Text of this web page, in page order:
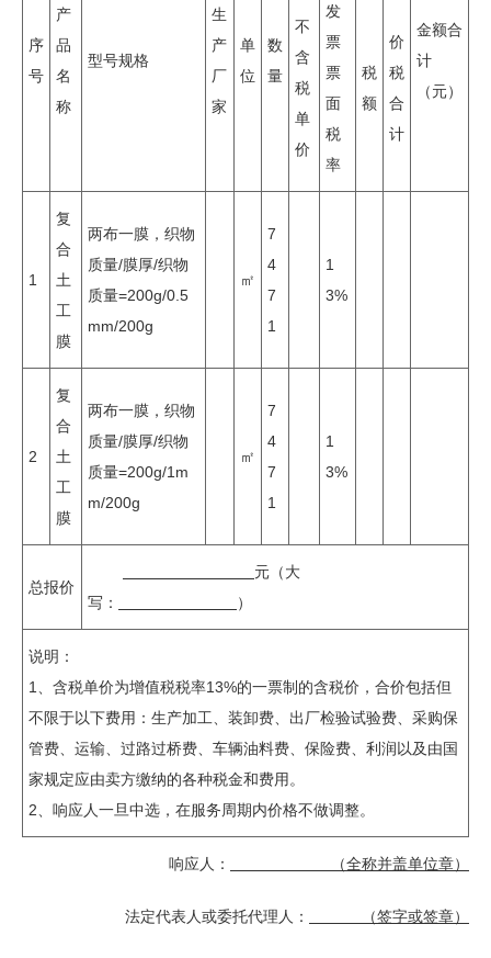
序
号
产
品
名
称
型号规格
生
产
厂
家
单
位
数
量
金额合
计
（元）
不
含
税
单
价
发
票
票
面
税
率
税
额
价
税
合
计
1
复
合
土
工
膜
两布一膜，织物
质量/膜厚/织物
质量=200g/0.5
mm/200g
㎡
7
4
7
1
1
3%
2
复
合
土
工
膜
两布一膜，织物
质量/膜厚/织物
质量=200g/1m
m/200g
㎡
7
4
7
1
1
3%
总报价
元（大
写：
）
说明：
1、含税单价为增值税税率13%的一票制的含税价，合价包括但
不限于以下费用：生产加工、装卸费、出厂检验试验费、采购保
管费、运输、过路过桥费、车辆油料费、保险费、利润以及由国
家规定应由卖方缴纳的各种税金和费用。
2、响应人一旦中选，在服务周期内价格不做调整。
响应人： （全称并盖单位章）
法定代表人或委托代理人： （签字或签章）